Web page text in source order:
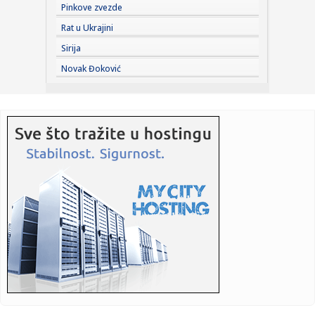
11:33:Odžaci: „Omladinac“ 23. avgusta dočekuje „Zadrugar“
11:29:Održana sednica Štaba za vanredne situacije; Ovo su
najnovije i...
11:28: Autorska vođenja kroz izložbu "Uroš Predić u Sentandreji"
u n...
11:28:
astronomskim račun...
11:27:Rasplet se bliži: Oglasio se MOL o kupovini NIS-a
11:27:Nastavlja se Superliga: Zvezda na popravnom posle
Hapoela, Partiz...
11:25:Belgija šalje vojnike na Grenland
Pinkove zvezde
Rat u Ukrajini
Sirija
Novak Đoković